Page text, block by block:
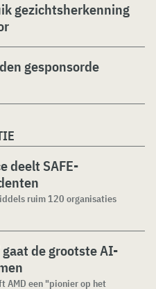
gezichtsherkenning
gesponsorde
deelt SAFE-
ruim 120 organisaties
gaat de grootste AI-
AMD een "pionier op het